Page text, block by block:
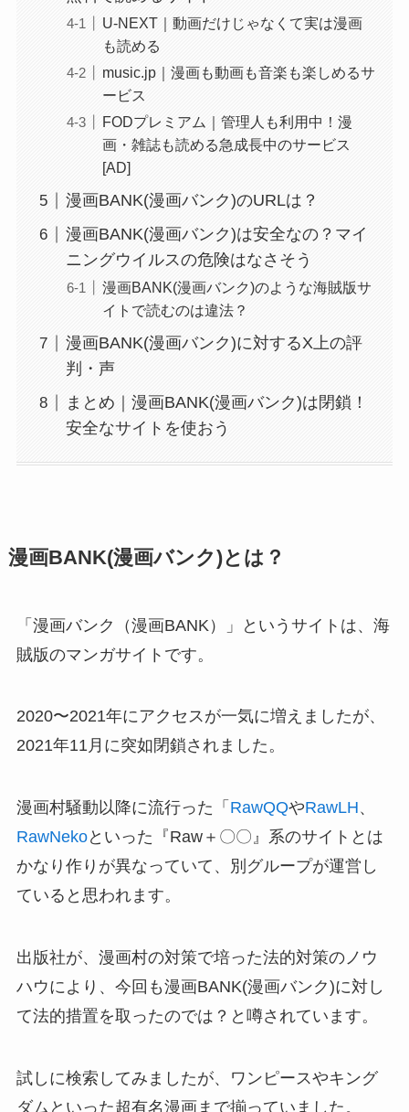
U-NEXT｜動画だけじゃなくて実は漫画
も読める
music.jp｜漫画も動画も音楽も楽しめるサ
ービス
FODプレミアム｜管理人も利用中！漫
画・雑誌も読める急成長中のサービス
[AD]
漫画BANK(漫画バンク)のURLは？
漫画BANK(漫画バンク)は安全なの？マイ
ニングウイルスの危険はなさそう
漫画BANK(漫画バンク)のような海賊版サ
イトで読むのは違法？
漫画BANK(漫画バンク)に対するX上の評
判・声
まとめ｜漫画BANK(漫画バンク)は閉鎖！
安全なサイトを使おう
漫画BANK(漫画バンク)とは？
「漫画バンク（漫画BANK）」というサイトは、海
賊版のマンガサイトです。
2020〜2021年にアクセスが一気に増えましたが、
2021年11月に突如閉鎖されました。
漫画村騒動以降に流行った「 RawQQやRawLH、
RawNekoといった『Raw＋〇〇』系のサイトとは
かなり作りが異なっていて、別グループが運営し
ていると思われます。
出版社が、漫画村の対策で培った法的対策のノウ
ハウにより、今回も漫画BANK(漫画バンク)に対し
て法的措置を取ったのでは？と噂されています。
試しに検索してみましたが、ワンピースやキング
ダムといった超有名漫画まで揃っていました。